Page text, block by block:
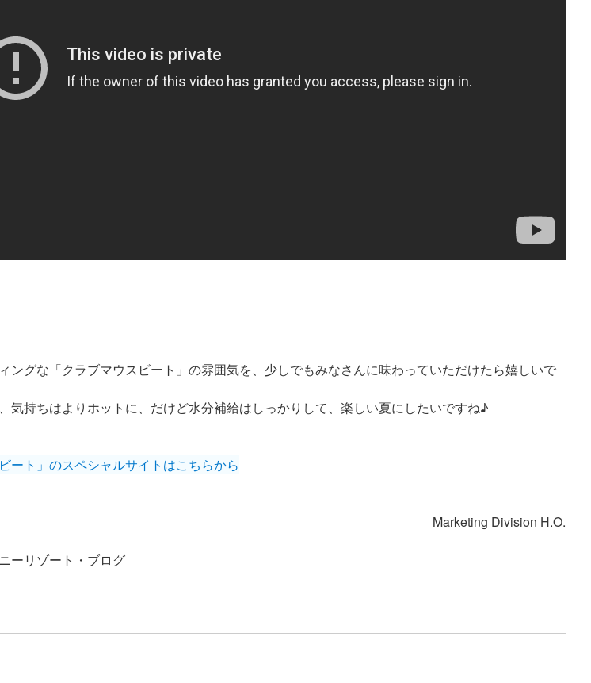
ングな「クラブマウスビート」の雰囲気を、少しでもみなさんに味わっていただけたら嬉しいで
気持ちはよりホットに、だけど水分補給はしっかりして、楽しい夏にしたいですね♪
ート」のスペシャルサイトはこちらから
Marketing Division H.O.
ーリゾート・ブログ